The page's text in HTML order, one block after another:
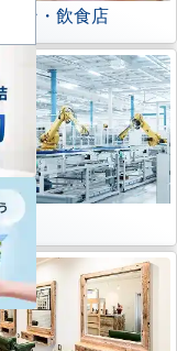
ラン・飲食店